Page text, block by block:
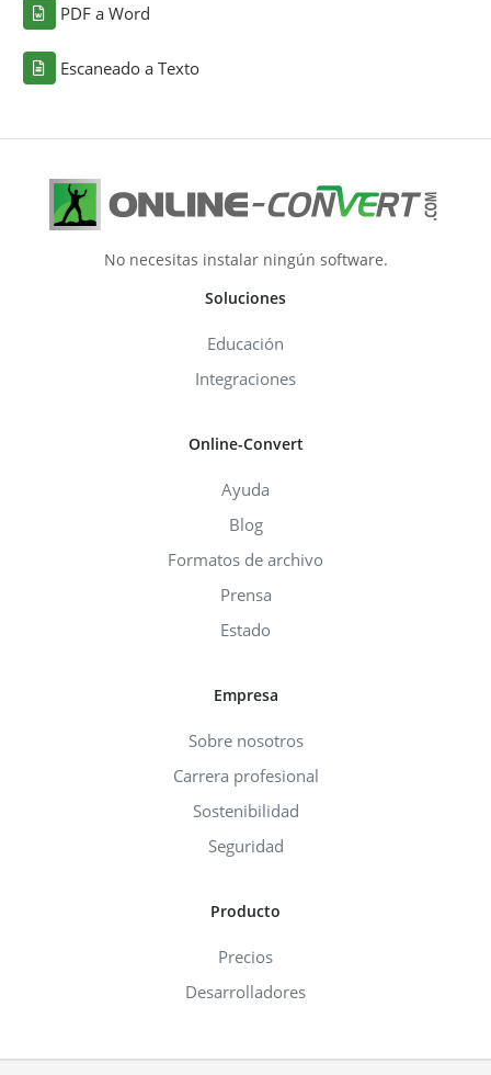
PDF a Word
Escaneado a Texto
No necesitas instalar ningún software.
Soluciones
Educación
Integraciones
Online-Convert
Ayuda
Blog
Formatos de archivo
Prensa
Estado
Empresa
Sobre nosotros
Carrera profesional
Sostenibilidad
Seguridad
Producto
Precios
Desarrolladores